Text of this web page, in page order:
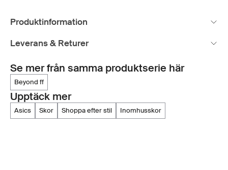
Produktinformation
Leverans & Returer
Se mer från samma produktserie här
beyond ff
Upptäck mer
asics skor shoppa efter stil inomhusskor